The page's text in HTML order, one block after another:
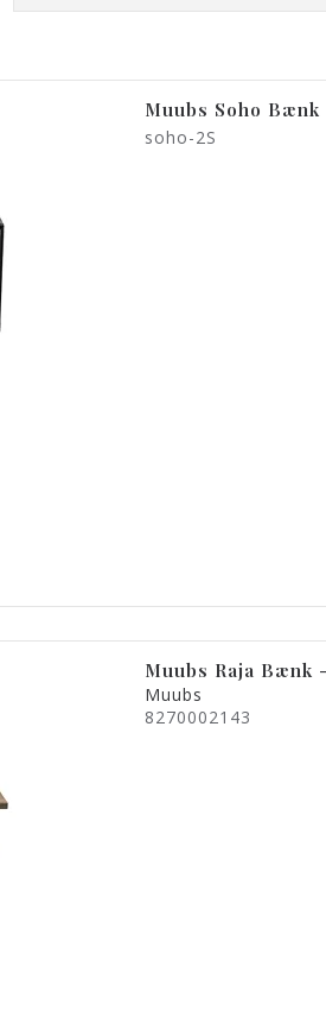
Muubs Soho
soho-2S
Muubs Raja Bænk
Muubs
8270002143